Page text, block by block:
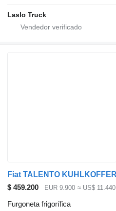
Laslo Truck
$ 459.200 EUR 9.900 ≈ US$ 11.440
Furgoneta frigorífica